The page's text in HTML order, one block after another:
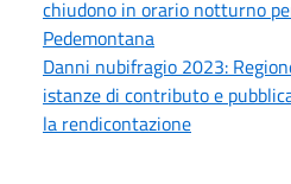
chiudono in orario notturno
Pedemontana
Danni nubifragio 2023:
istanze di contributo e
la rendicontazione